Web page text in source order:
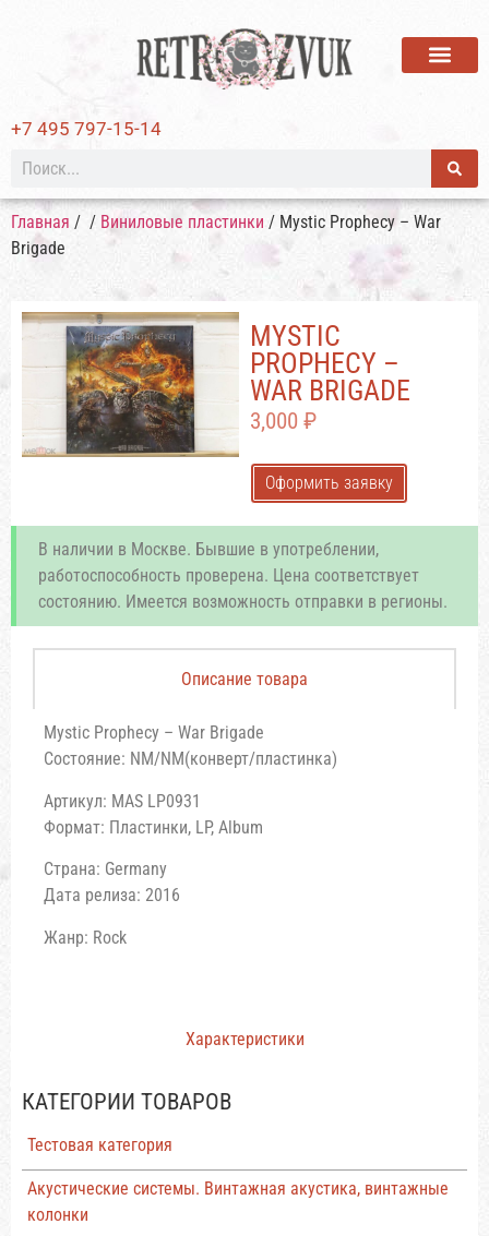
+7 495 797-15-14
Главная / / Виниловые пластинки / Mystic Prophecy – War
Brigade
КАТЕГОРИИ ТОВАРОВ
Тестовая категория
Акустические системы. Винтажная акустика, винтажные
колонки
MYSTIC
PROPHECY –
WAR BRIGADE
3,000 ₽
Оформить заявку
В наличии в Москве. Бывшие в употреблении,
работоспособность проверена. Цена соответствует
состоянию. Имеется возможность отправки в регионы.
Описание товара
Характеристики
Mystic Prophecy – War Brigade
Состояние: NM/NM(конверт/пластинка)
Артикул: MAS LP0931
Формат: Пластинки, LP, Album
Страна: Germany
Дата релиза: 2016
Жанр: Rock